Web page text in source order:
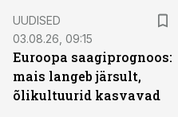
UUDISED
03.08.26, 09:15
Euroopa saagiprognoos:
mais langeb järsult,
õlikultuurid kasvavad